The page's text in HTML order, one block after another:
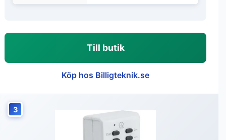
Till butik
Köp hos Billigteknik.se
3